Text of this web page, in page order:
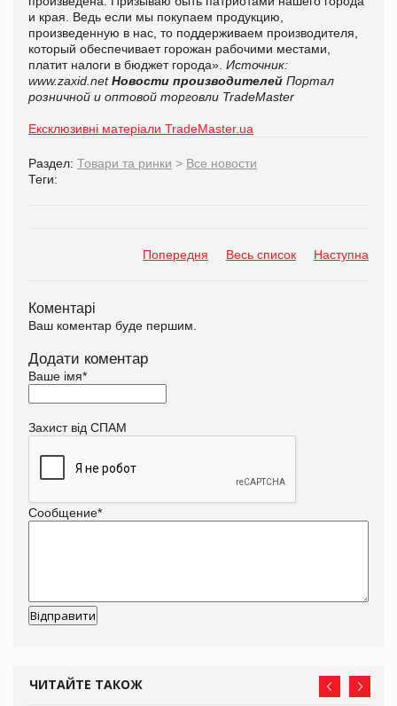
и края. Ведь если мы покупаем продукцию,
произведенную в нас, то поддерживаем производителя,
который обеспечивает горожан рабочими местами,
платит налоги в бюджет города». Источник:
www.zaxid.net Новости производителей Портал
розничной и оптовой торговли TradeMaster
Ексклюзивні матеріали TradeMaster.ua
Раздел: Товари та ринки > Все новости
Теги:
Попередня Весь список Наступна
Коментарі
Ваш коментар буде першим.
Додати коментар
Ваше імя*
Захист від СПАМ
Сообщение*
ЧИТАЙТЕ ТАКОЖ